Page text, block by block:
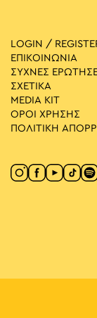
LOGIN /
ΕΠΙΚΟΙΝΩΝΙΑ
ΣΥΧΝΕΣ
ΣΧΕΤΙΚΑ
MEDIA ΚIT
ΟΡΟΙ ΧΡΗΣΗΣ
ΠΟΛΙΤΙΚΗ